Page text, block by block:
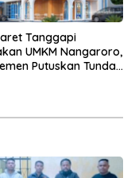
Tanggapi
UMKM Nangaroro,
Putuskan Tunda